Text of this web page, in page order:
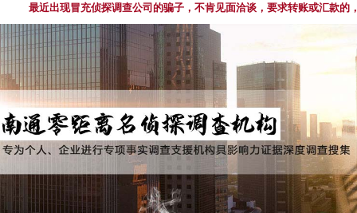
最近出现冒充侦探调查公司的骗子，不肯见面洽谈，要求转账或汇款的，